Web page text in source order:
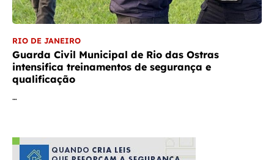
RIO DE JANEIRO
Guarda Civil Municipal de Rio das Ostras
intensifica treinamentos de segurança e
qualificação
…